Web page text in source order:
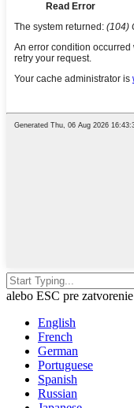
alebo ESC pre zatvorenie
English
French
German
Portuguese
Spanish
Russian